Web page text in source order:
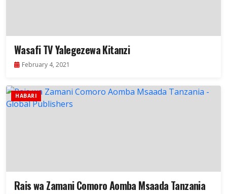
Wasafi TV Yalegezewa Kitanzi
February 4, 2021
HABARI
Rais wa Zamani Comoro Aomba Msaada Tanzania